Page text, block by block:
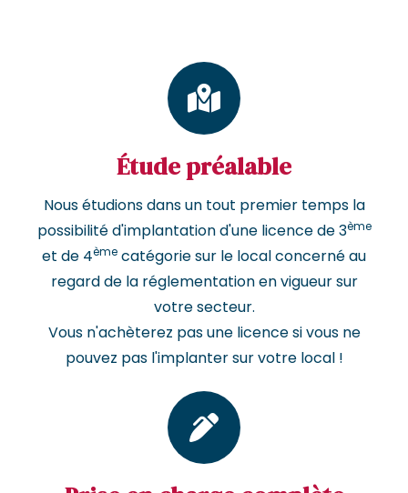
Étude préalable
Nous étudions dans un tout premier temps la
possibilité d'implantation d'une licence de 3ème
et de 4ème catégorie sur le local concerné au
regard de la réglementation en vigueur sur
votre secteur.
Vous n'achèterez pas une licence si vous ne
pouvez pas l'implanter sur votre local !